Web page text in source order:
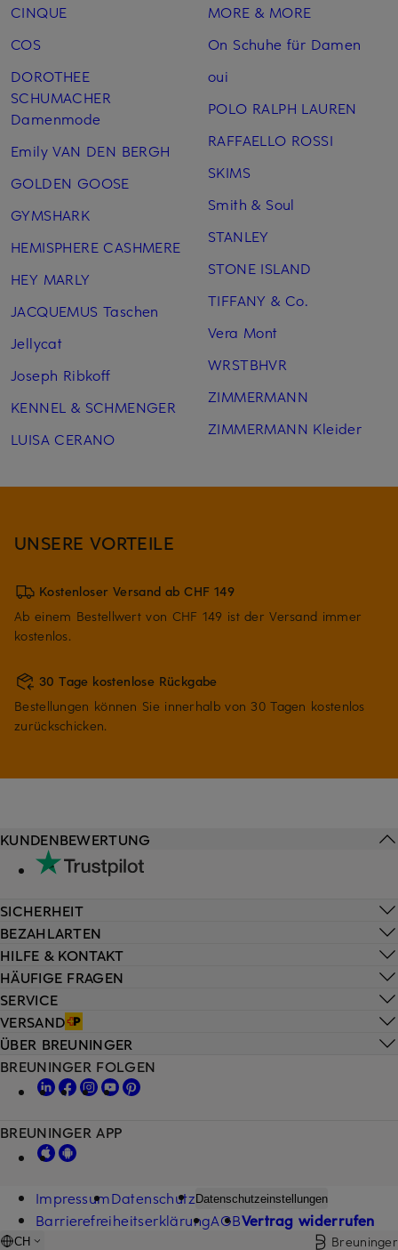
CINQUE
COS
DOROTHEE
SCHUMACHER
Damenmode
Emily VAN DEN BERGH
GOLDEN GOOSE
GYMSHARK
HEMISPHERE CASHMERE
HEY MARLY
JACQUEMUS Taschen
Jellycat
Joseph Ribkoff
KENNEL & SCHMENGER
LUISA CERANO
MORE & MORE
On Schuhe für Damen
oui
POLO RALPH LAUREN
RAFFAELLO ROSSI
SKIMS
Smith & Soul
STANLEY
STONE ISLAND
TIFFANY & Co.
Vera Mont
WRSTBHVR
ZIMMERMANN
ZIMMERMANN Kleider
UNSERE VORTEILE
Kostenloser Versand ab CHF 149
Ab einem Bestellwert von CHF 149 ist der Versand immer
kostenlos.
30 Tage kostenlose Rückgabe
Bestellungen können Sie innerhalb von 30 Tagen kostenlos
zurückschicken.
HILFE & KONTAKT
HÄUFIGE FRAGEN
SERVICE
VERSAND
KUNDENBEWERTUNG
SICHERHEIT
BEZAHLARTEN
ÜBER BREUNINGER
BREUNINGER FOLGEN
BREUNINGER APP
ImpressumDatenschutz Datenschutzeinstellungen
BarrierefreiheitserklärungAGBVertrag widerrufen
CH Breuninger